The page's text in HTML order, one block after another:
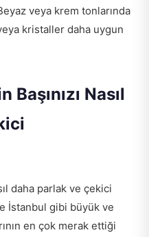
veya krem tonlarında
kristaller daha uygun
Başınızı Nasıl
daha parlak ve çekici
İstanbul gibi büyük ve
en çok merak ettiği